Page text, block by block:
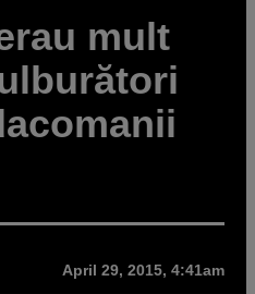
mult
April 29, 2015, 4:41am